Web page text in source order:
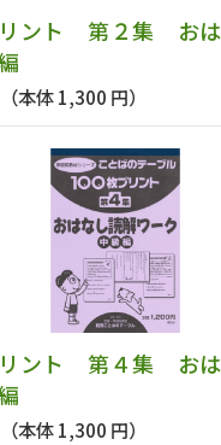
リント 第２集 おは
（本体 1,300 円）
リント 第４集 おは
（本体 1,300 円）